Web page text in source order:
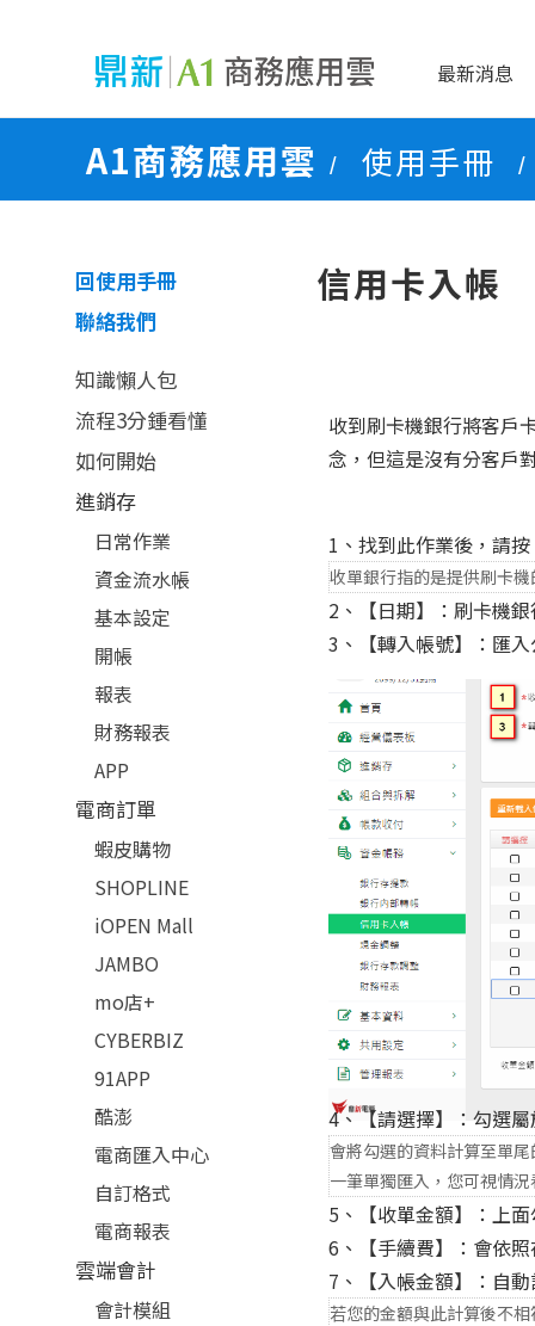
最新消息
A1商務應用雲 / 使用手冊 /
回使用手冊
聯絡我們
知識懶人包
流程3分鍾看懂
如何開始
進銷存
日常作業
資金流水帳
基本設定
開帳
報表
財務報表
APP
電商訂單
蝦皮購物
SHOPLINE
iOPEN Mall
JAMBO
mo店+
CYBERBIZ
91APP
酷澎
電商匯入中心
自訂格式
電商報表
雲端會計
會計模組
信用卡入帳
收到刷卡機銀行將客戶
念，但這是沒有分客戶
1、找到此作業後，請
收單銀行指的是提供刷卡
2、【日期】：刷卡機
3、【轉入帳號】：匯
4、【請選擇】：勾選
會將勾選的資料計算至單
一筆單獨匯入，您可視情
5、【收單金額】：上
6、【手續費】：會依
7、【入帳金額】：自
若您的金額與此計算後不